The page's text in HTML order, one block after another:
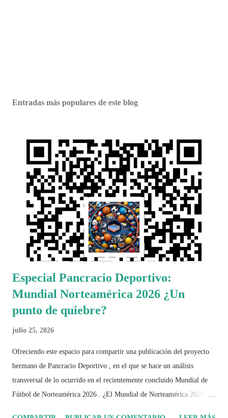
Entradas más populares de este blog
Especial Pancracio Deportivo:
Mundial Norteamérica 2026 ¿Un
punto de quiebre?
julio 25, 2026
Ofreciendo este espacio para compartir una publicación del proyecto
hermano de Pancracio Deportivo , en el que se hace un análisis
transversal de lo ocurrido en el recientemente concluido Mundial de
Fútbol de Norteamérica 2026 . ¿El Mundial de Norteamérica 2026 ha